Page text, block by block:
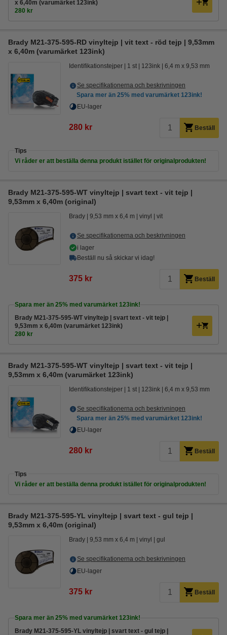
x 6,40m (varumärket 123ink)
280 kr
Brady M21-375-595-RD vinyltejp | vit text - röd tejp | 9,53mm
x 6,40m (varumärket 123ink)
Identifikationstejper 1 st 123ink 6,4 m x 9,53 mm
Se specifikationerna och beskrivningen
Spara mer än 25% med varumärket 123ink!
EU-lager
280 kr Beställ
Tips
Vi råder er att beställa denna produkt istället för originalprodukten!
Brady M21-375-595-WT vinyltejp | svart text - vit tejp |
9,53mm x 6,40m (original)
Brady 9,53 mm x 6,4 m vinyl vit
Se specifikationerna och beskrivningen
i lager
Beställ nu så skickar vi idag!
375 kr Beställ
Spara mer än 25% med varumärket 123ink!
Brady M21-375-595-WT vinyltejp | svart text - vit tejp |
9,53mm x 6,40m (varumärket 123ink)
280 kr
Brady M21-375-595-WT vinyltejp | svart text - vit tejp |
9,53mm x 6,40m (varumärket 123ink)
Identifikationstejper 1 st 123ink 6,4 m x 9,53 mm
Se specifikationerna och beskrivningen
Spara mer än 25% med varumärket 123ink!
EU-lager
280 kr Beställ
Tips
Vi råder er att beställa denna produkt istället för originalprodukten!
Brady M21-375-595-YL vinyltejp | svart text - gul tejp |
9,53mm x 6,40m (original)
Brady 9,53 mm x 6,4 m vinyl gul
Se specifikationerna och beskrivningen
EU-lager
375 kr Beställ
Spara mer än 25% med varumärket 123ink!
Brady M21-375-595-YL vinyltejp | svart text - gul tejp |